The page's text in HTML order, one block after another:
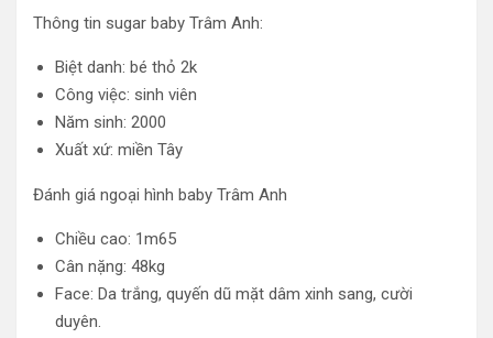
Thông tin sugar baby Trâm Anh:
Biệt danh: bé thỏ 2k
Công việc: sinh viên
Năm sinh: 2000
Xuất xứ: miền Tây
Đánh giá ngoại hình baby Trâm Anh
Chiều cao: 1m65
Cân nặng: 48kg
Face: Da trắng, quyến dũ mặt dâm xinh sang, cười
duyên.